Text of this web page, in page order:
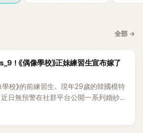
全部 →
！《偶像學校》正妹練習生宣布嫁了
學校》的前練習生、現年29歲的韓國模特
近日無預警在社群平台公開一系列婚紗
婚姻，消息曝光後讓不少曾追看節目的